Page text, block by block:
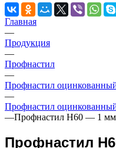
Главная
—
Продукция
—
Профнастил
—
Профнастил
—
Профнастил
—Профнастил Н60 — 1 мм
Профнастил